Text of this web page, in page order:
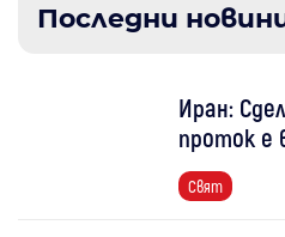
Последни
Иран:
проток е
Свят